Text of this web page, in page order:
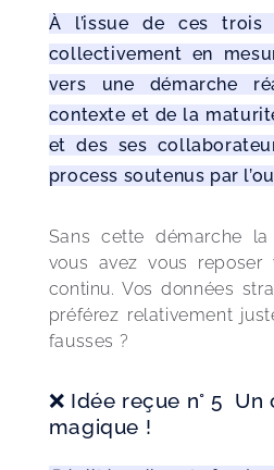
À l’issue de ces trois
collectivement en
vers une démarche
contexte et de la
et des ses
process soutenus par
Sans cette démarche
vous avez vous
continu. Vos données
préférez relativement
fausses ?
❌ Idée reçue n° 5 Un
magique !